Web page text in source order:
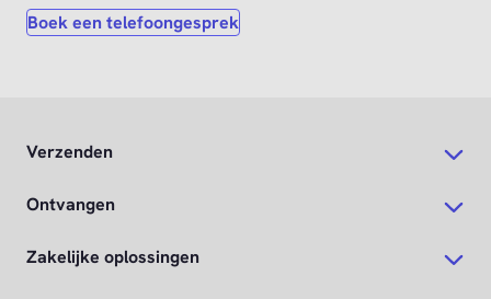
Boek een telefoongesprek
Verzenden
Ontvangen
Zakelijke oplossingen